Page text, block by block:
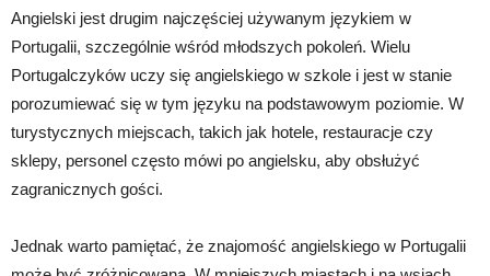
Angielski jest drugim najczęściej używanym językiem w
Portugalii, szczególnie wśród młodszych pokoleń. Wielu
Portugalczyków uczy się angielskiego w szkole i jest w stanie
porozumiewać się w tym języku na podstawowym poziomie. W
turystycznych miejscach, takich jak hotele, restauracje czy
sklepy, personel często mówi po angielsku, aby obsłużyć
zagranicznych gości.
Jednak warto pamiętać, że znajomość angielskiego w Portugalii